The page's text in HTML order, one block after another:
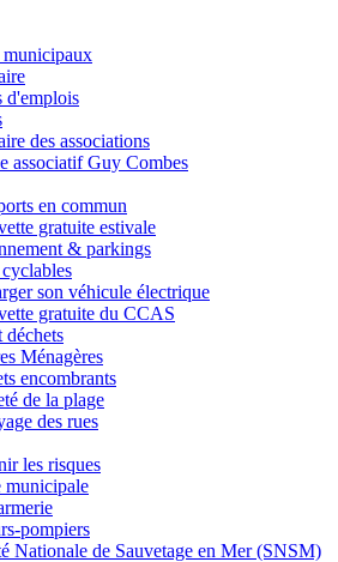
municipaux
d'emplois
des associations
associatif Guy Combes
en commun
gratuite estivale
& parkings
son véhicule électrique
gratuite du CCAS
déchets
Ménagères
encombrants
de la plage
des rues
les risques
municipale
pompiers
Nationale de Sauvetage en Mer (SNSM)